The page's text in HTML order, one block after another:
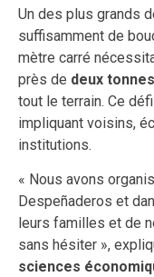
Un des plus grands
suffisamment de
mètre carré
près de deux tonnes
tout le terrain. Ce
impliquant voisins,
institutions.
« Nous avons
Despeñaderos et
leurs familles et de
sans hésiter »,
sciences